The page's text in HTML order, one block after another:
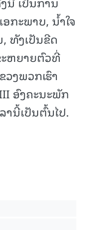
ກະພາບ, ນ້ຳໃຈ
ທັງເປັນຂີດ
ຫຍາຍຕົວທີ່
ງພວກເຮົາ
ອົງຄະນະພັກ
ານີ້ເປັນຕົ້ນໄປ.